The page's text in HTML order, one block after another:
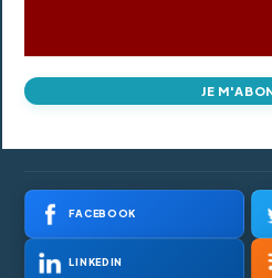
JE
FACEBOOK
LINKEDIN